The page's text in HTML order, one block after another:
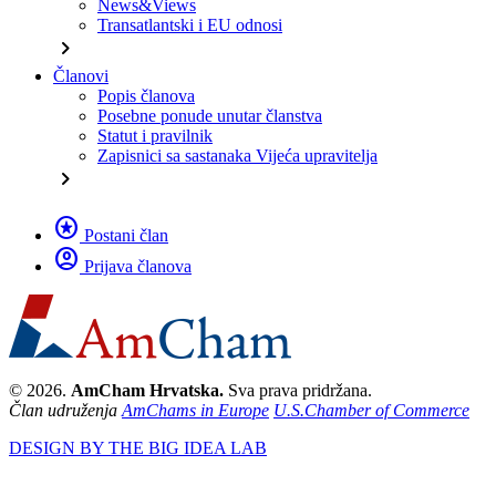
News&Views
Transatlantski i EU odnosi
chevron_right
Članovi
Popis članova
Posebne ponude unutar članstva
Statut i pravilnik
Zapisnici sa sastanaka Vijeća upravitelja
chevron_right
stars Postani član
account_circle Prijava članova
© 2026. AmCham Hrvatska. Sva prava pridržana.
Član udruženja AmChams in Europe U.S.Chamber of Commerce
DESIGN BY THE BIG IDEA LAB